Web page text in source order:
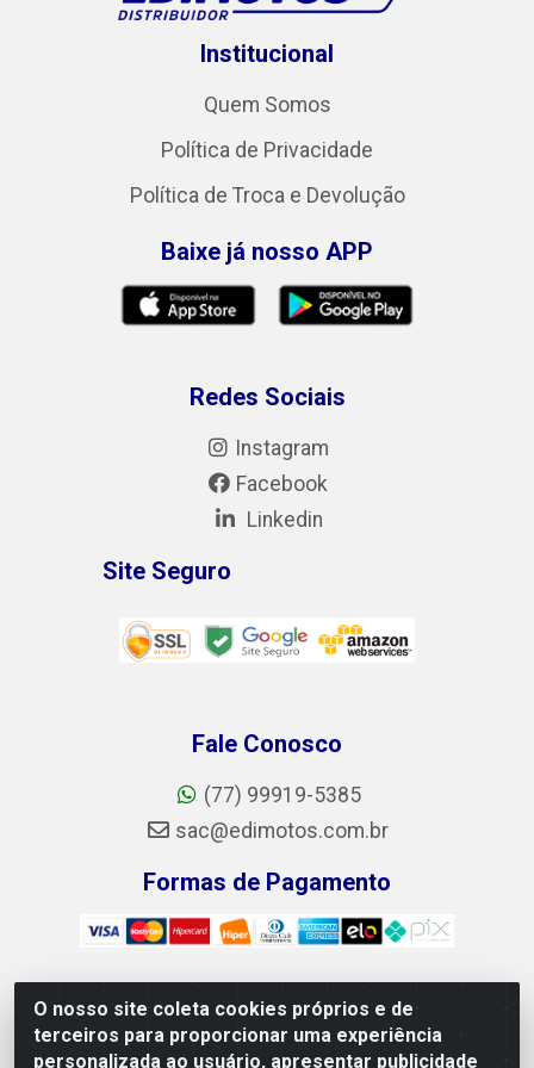
O nosso site coleta cookies próprios e de
terceiros para proporcionar uma experiência
personalizada ao usuário, apresentar publicidade
Institucional
Quem Somos
Política de Privacidade
Política de Troca e Devolução
Baixe já nosso APP
Redes Sociais
Instagram
Facebook
Linkedin
Site Seguro
Fale Conosco
(77) 99919-5385
sac@edimotos.com.br
Formas de Pagamento
Edimotos Edilson Martins do Prado Ferraz LTDA - CNPJ
06.184.828/0001-23 - Rua Libano, 255, L-1, Jd.guanabara -